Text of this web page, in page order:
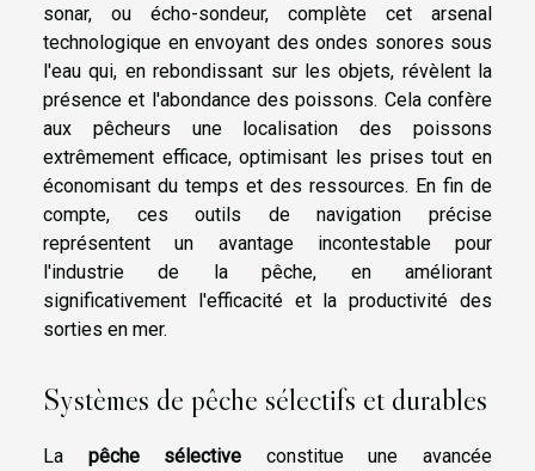
sonar, ou écho-sondeur, complète cet arsenal
technologique en envoyant des ondes sonores sous
l'eau qui, en rebondissant sur les objets, révèlent la
présence et l'abondance des poissons. Cela confère
aux pêcheurs une localisation des poissons
extrêmement efficace, optimisant les prises tout en
économisant du temps et des ressources. En fin de
compte, ces outils de navigation précise
représentent un avantage incontestable pour
l'industrie de la pêche, en améliorant
significativement l'efficacité et la productivité des
sorties en mer.
Systèmes de pêche sélectifs et durables
La pêche sélective constitue une avancée